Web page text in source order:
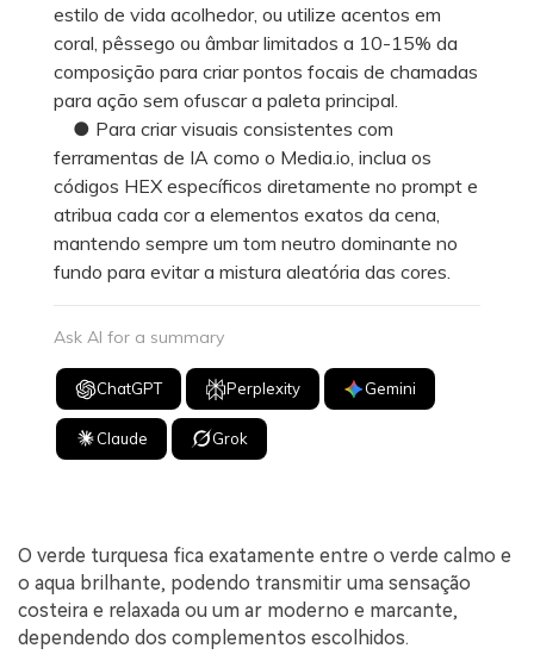
estilo de vida acolhedor, ou utilize acentos em
coral, pêssego ou âmbar limitados a 10-15% da
composição para criar pontos focais de chamadas
para ação sem ofuscar a paleta principal.
● Para criar visuais consistentes com
ferramentas de IA como o Media.io, inclua os
códigos HEX específicos diretamente no prompt e
atribua cada cor a elementos exatos da cena,
mantendo sempre um tom neutro dominante no
fundo para evitar a mistura aleatória das cores.
Ask AI for a summary
ChatGPT Perplexity Gemini
Claude Grok
O verde turquesa fica exatamente entre o verde calmo e
o aqua brilhante, podendo transmitir uma sensação
costeira e relaxada ou um ar moderno e marcante,
dependendo dos complementos escolhidos.